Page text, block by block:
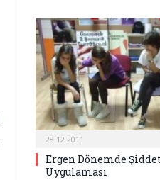
28.12.2011
Ergen Dönemde
Uygulaması